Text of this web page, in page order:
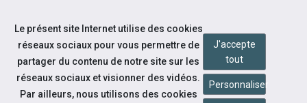
Aller au contenu
Le présent site Internet utilise des cookies
réseaux sociaux pour vous permettre de
partager du contenu de notre site sur les
réseaux sociaux et visionner des vidéos.
Par ailleurs, nous utilisons des cookies
J'accepte
tout
Personnaliser